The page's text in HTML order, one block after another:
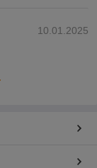
10.01.2025